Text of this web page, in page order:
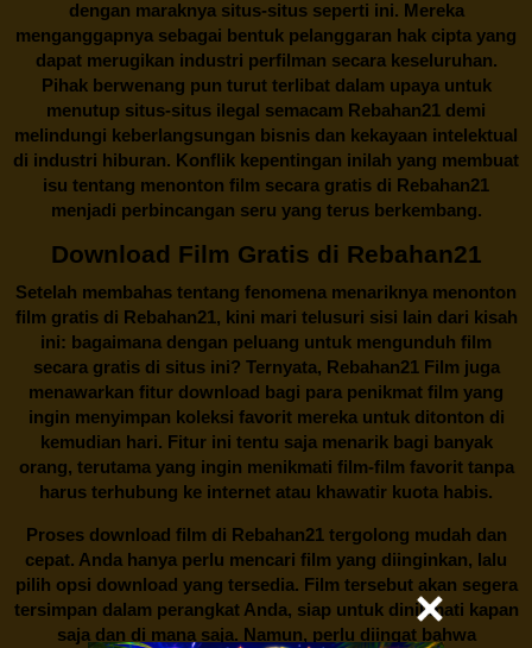
dengan maraknya situs-situs seperti ini. Mereka
menganggapnya sebagai bentuk pelanggaran hak cipta yang
dapat merugikan industri perfilman secara keseluruhan.
Pihak berwenang pun turut terlibat dalam upaya untuk
menutup situs-situs ilegal semacam Rebahan21 demi
melindungi keberlangsungan bisnis dan kekayaan intelektual
di industri hiburan. Konflik kepentingan inilah yang membuat
isu tentang menonton film secara gratis di Rebahan21
menjadi perbincangan seru yang terus berkembang.
Download Film Gratis di Rebahan21
Setelah membahas tentang fenomena menariknya menonton
film gratis di Rebahan21, kini mari telusuri sisi lain dari kisah
ini: bagaimana dengan peluang untuk mengunduh film
secara gratis di situs ini? Ternyata, Rebahan21 Film juga
menawarkan fitur download bagi para penikmat film yang
ingin menyimpan koleksi favorit mereka untuk ditonton di
kemudian hari. Fitur ini tentu saja menarik bagi banyak
orang, terutama yang ingin menikmati film-film favorit tanpa
harus terhubung ke internet atau khawatir kuota habis.
Proses download film di Rebahan21tergolong mudah dan
cepat. Anda hanya perlu mencari film yang diinginkan, lalu
pilih opsi download yang tersedia. Film tersebut akan segera
tersimpan dalam perangkat Anda, siap untuk dinikmati kapan
saja dan di mana saja. Namun, perlu diingat bahwa